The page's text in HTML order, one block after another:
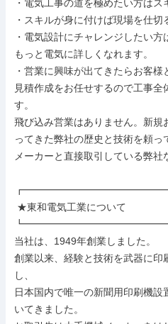
・電気工事の道を極めたい方はス
・スキルが身に付けば現場を仕
・電気設計にチャレンジしたい方
もっと電気に詳しくなれます。
・営業に興味が出てきたらお客
見積作成をお任せするので工事全
す。
飛び込み営業はありません。新
ってきた弊社の歴史と技術を頼
メーカーと直接取引している弊社
当社は、1949年創業しました。
創業以来、経験と技術を武器に印
し、
日本国内で唯一の新聞用印刷機
いてきました。